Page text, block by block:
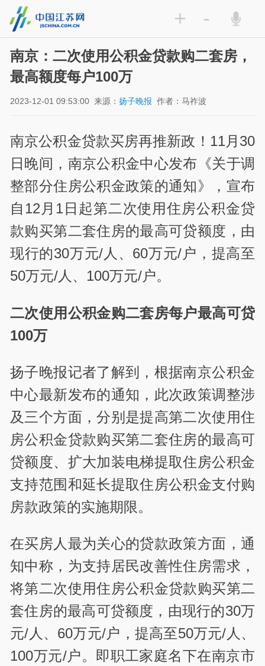
+ -
南京：二次使用公积金贷款购二套房，
最高额度每户100万
2023-12-01 09:53:00 来源：扬子晚报 作者：马祚波
南京公积金贷款买房再推新政！11月30
日晚间，南京公积金中心发布《关于调
整部分住房公积金政策的通知》，宣布
自12月1日起第二次使用住房公积金贷
款购买第二套住房的最高可贷额度，由
现行的30万元/人、60万元/户，提高至
50万元/人、100万元/户。
二次使用公积金购二套房每户最高可贷
100万
扬子晚报记者了解到，根据南京公积金
中心最新发布的通知，此次政策调整涉
及三个方面，分别是提高第二次使用住
房公积金贷款购买第二套住房的最高可
贷额度、扩大加装电梯提取住房公积金
支持范围和延长提取住房公积金支付购
房款政策的实施期限。
在买房人最为关心的贷款政策方面，通
知中称，为支持居民改善性住房需求，
将第二次使用住房公积金贷款购买第二
套住房的最高可贷额度，由现行的30万
元/人、60万元/户，提高至50万元/人、
100万元/户。即职工家庭名下在南京市